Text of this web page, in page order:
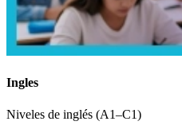
Ingles
Niveles de inglés (A1–C1)